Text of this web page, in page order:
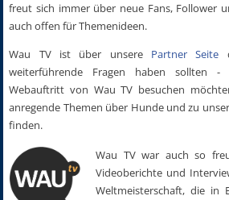
freut sich immer über neue Fans, Follower
auch offen für Themenideen.
Wau TV ist über unsere Partner Seite
weiterführende Fragen haben sollten
Webauftritt von Wau TV besuchen
anregende Themen über Hunde und zu
finden.
Wau TV war auch so
Videoberichte und
Weltmeisterschaft, die in